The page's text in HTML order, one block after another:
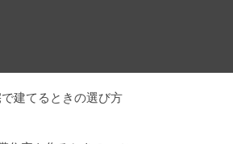
建てるときの選び方